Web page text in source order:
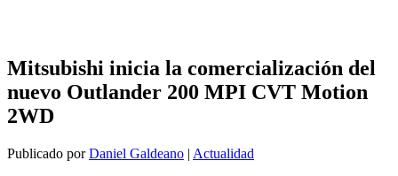
Mitsubishi inicia la comercialización del
nuevo Outlander 200 MPI CVT Motion
2WD
Publicado porDaniel Galdeano | Actualidad